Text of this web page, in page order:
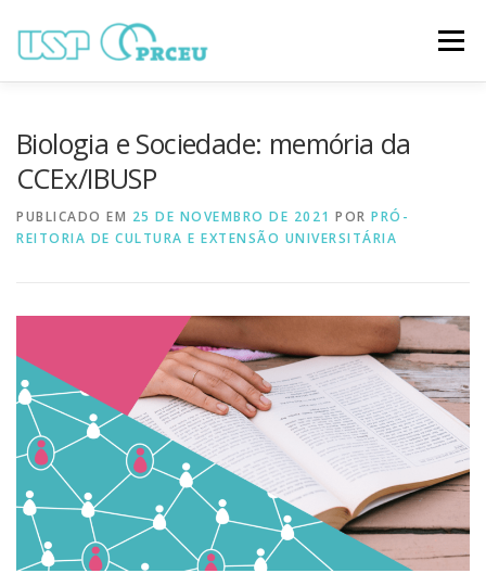
para
Menu
Biologia e Sociedade: memória da
CCEx/IBUSP
PUBLICADO EM 25 DE NOVEMBRO DE 2021 POR PRÓ-
REITORIA DE CULTURA E EXTENSÃO UNIVERSITÁRIA